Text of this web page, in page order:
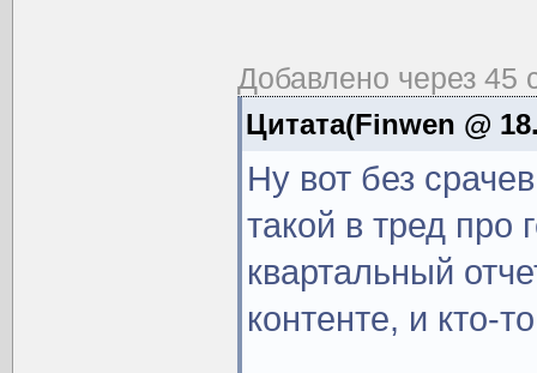
Добавлено через 45
Цитата(Finwen @
Ну вот без
такой в тред про
квартальный
контенте, и кто-